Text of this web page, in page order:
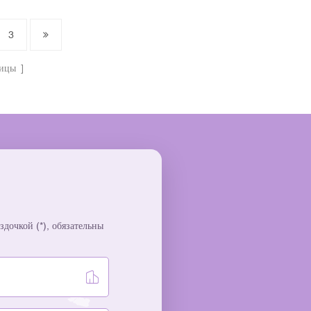
масла и
класса
логотип
✓
геометрический дизайн✓
3
(*), обязательны